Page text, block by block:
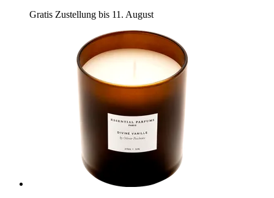
Gratis Zustellung bis 11. August